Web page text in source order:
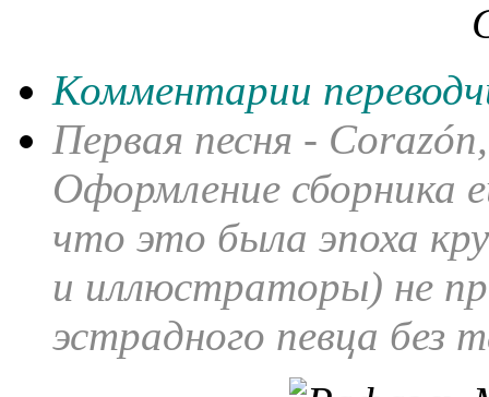
Комментарии
Первая песня - Corazó
Оформление сборника
что это была эпоха
и иллюстраторы) не
эстрадного певца без